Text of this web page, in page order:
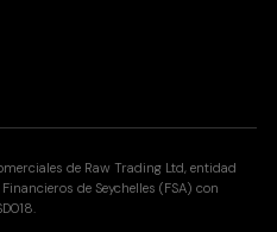
de Raw Trading Ltd, entidad
de Seychelles (FSA) con